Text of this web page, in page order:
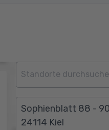
Sophienblatt 88 - 90
24114 Kiel